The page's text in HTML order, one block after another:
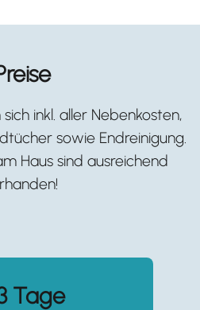
inkl. aller Nebenkosten,
sowie Endreinigung.
Haus sind ausreichend
Tage